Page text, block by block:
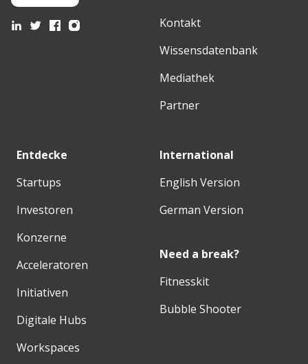
Kontakt
Wissensdatenbank
Mediathek
Partner
Entdecke
Startups
Investoren
Konzerne
Acceleratoren
Initiativen
Digitale Hubs
Workspaces
International
English Version
German Version
Need a break?
Fitnesskit
Bubble Shooter